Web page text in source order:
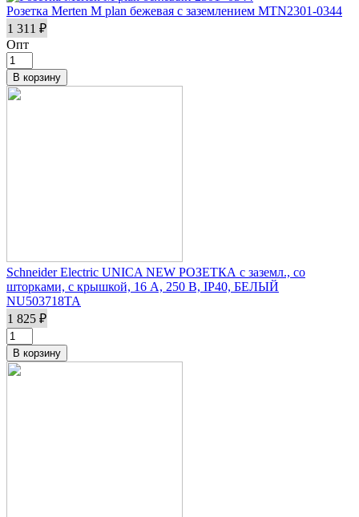
Розетка Merten M plan бежевая с заземлением MTN2301-0344
1 311 ₽
Опт
Schneider Electric UNICA NEW РОЗЕТКА с заземл., со
шторками, с крышкой, 16 А, 250 В, IP40, БЕЛЫЙ
NU503718TA
1 825 ₽